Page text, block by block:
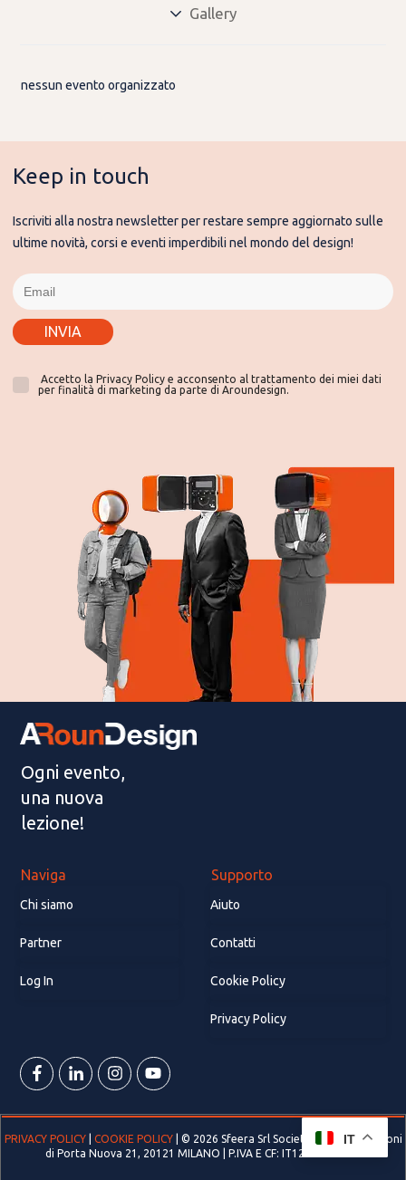
Gallery
nessun evento organizzato
Keep in touch
Iscriviti alla nostra newsletter per restare sempre aggiornato sulle
ultime novità, corsi e eventi imperdibili nel mondo del design!
INVIA
Accetto la Privacy Policy e acconsento al trattamento dei miei dati
per finalità di marketing da parte di Aroundesign.
Ogni evento,
una nuova
lezione!
Naviga
Chi siamo
Partner
Log In
Supporto
Aiuto
Contatti
Cookie Policy
Privacy Policy
PRIVACY POLICY COOKIE POLICY| © 2026 Sfeera Srl Società Benefit - Bastioni
di Porta Nuova 21, 20121 MILANO | P.IVA E CF: IT12933590965
IT